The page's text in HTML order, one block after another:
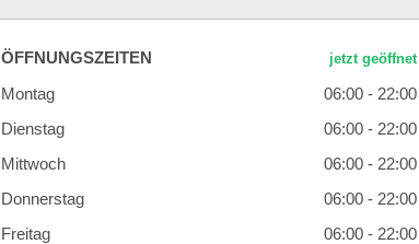
ÖFFNUNGSZEITEN
Montag
06:00 - 22:00
Dienstag
06:00 - 22:00
Mittwoch
06:00 - 22:00
Donnerstag
06:00 - 22:00
Freitag
06:00 - 22:00